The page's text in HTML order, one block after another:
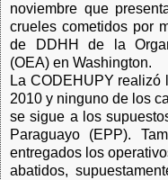
noviembre que
crueles cometidos por
de DDHH de la
(OEA) en Washington.
La CODEHUPY realizó
2010 y ninguno de los
se sigue a los
Paraguayo (EPP).
entregados los
abatidos,